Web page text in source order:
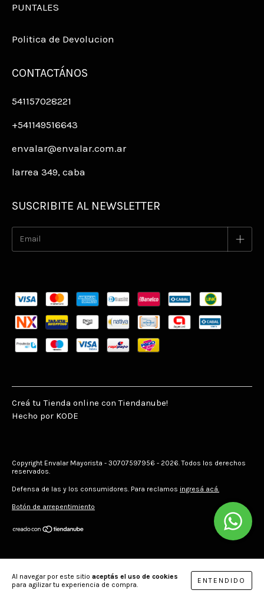
Al navegar por este sitio aceptás el uso de cookies
para agilizar tu experiencia de compra.
ENTENDIDO
PUNTALES
Politica de Devolucion
CONTACTÁNOS
541157028221
+541149516643
envalar@envalar.com.ar
larrea 349, caba
SUSCRIBITE AL NEWSLETTER
Creá tu Tienda online con Tiendanube!
Hecho por KODE
Copyright Envalar Mayorista - 30707597956 - 2026. Todos los derechos
reservados.
Defensa de las y los consumidores. Para reclamos ingresá acá.
Botón de arrepentimiento